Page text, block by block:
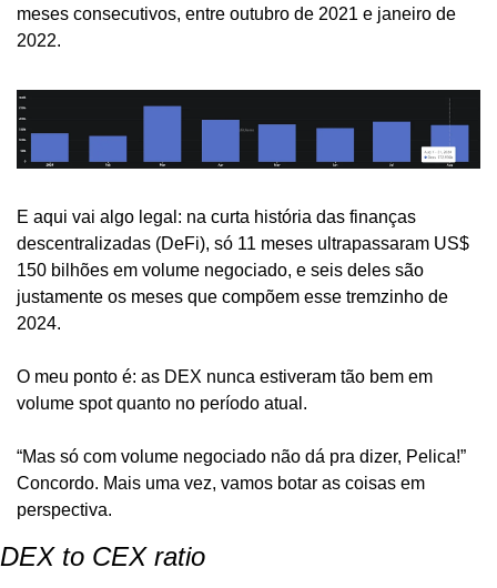
meses consecutivos, entre outubro de 2021 e janeiro de
2022.
E aqui vai algo legal: na curta história das finanças
descentralizadas (DeFi), só 11 meses ultrapassaram US$
150 bilhões em volume negociado, e seis deles são
justamente os meses que compõem esse tremzinho de
2024.
O meu ponto é: as DEX nunca estiveram tão bem em
volume spot quanto no período atual.
“Mas só com volume negociado não dá pra dizer, Pelica!”
Concordo. Mais uma vez, vamos botar as coisas em
perspectiva.
DEX to CEX ratio